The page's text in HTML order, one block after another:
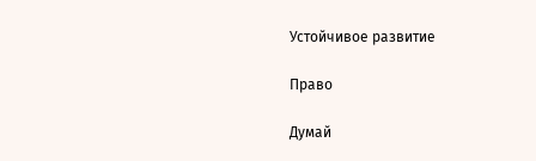
Устойчивое развитие
Право
Думай